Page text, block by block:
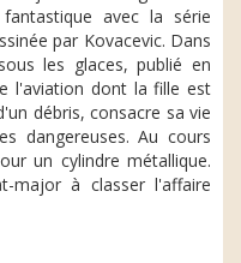
avec la série
par Kovacevic. Dans
les glaces, publié en
l'aviation dont la fille est
débris, consacre sa vie
dangereuses. Au cours
un cylindre métallique.
major à classer l'affaire